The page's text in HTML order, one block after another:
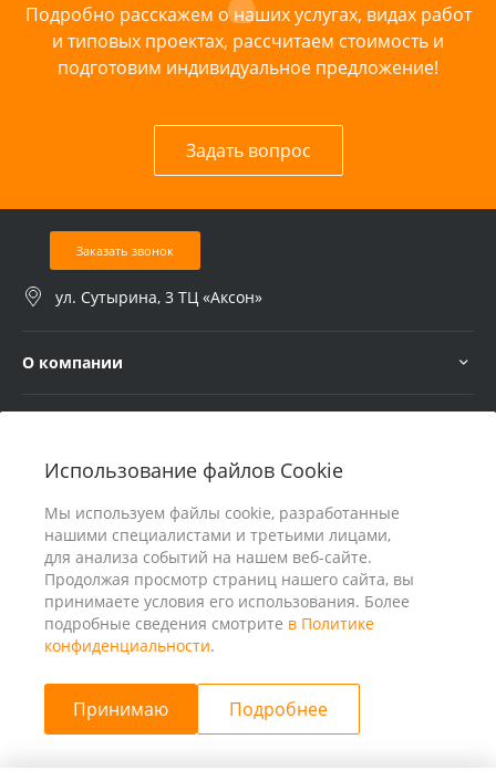
Использование файлов Cookie
Мы используем файлы cookie, разработанные
нашими специалистами и третьими лицами,
для анализа событий на нашем веб-сайте.
Продолжая просмотр страниц нашего сайта, вы
принимаете условия его использования. Более
подробные сведения смотрите в Политике
конфиденциальности.
Принимаю Подробнее
Подробно расскажем о наших услугах, видах работ
и типовых проектах, рассчитаем стоимость и
подготовим индивидуальное предложение!
Задать вопрос
Заказать звонок
ул. Сутырина, 3 ТЦ «Аксон»
О компании